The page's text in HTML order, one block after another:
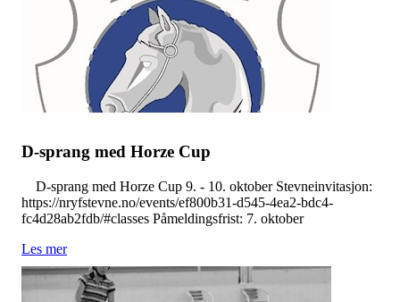
D-sprang med Horze Cup
D-sprang med Horze Cup 9. - 10. oktober Stevneinvitasjon:
https://nryfstevne.no/events/ef800b31-d545-4ea2-bdc4-
fc4d28ab2fdb/#classes Påmeldingsfrist: 7. oktober
Les mer